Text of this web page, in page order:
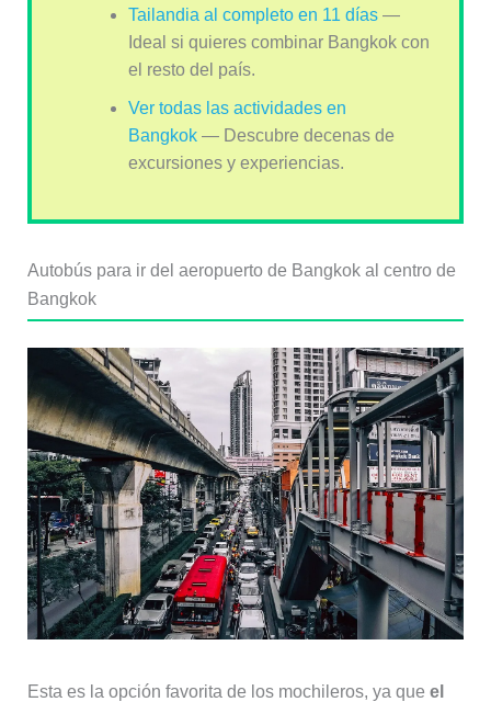
Tailandia al completo en 11 días—
Ideal si quieres combinar Bangkok con
el resto del país.
Ver todas las actividades en
Bangkok— Descubre decenas de
excursiones y experiencias.
Autobús para ir del aeropuerto de Bangkok al centro de
Bangkok
Esta es la opción favorita de los mochileros, ya que el